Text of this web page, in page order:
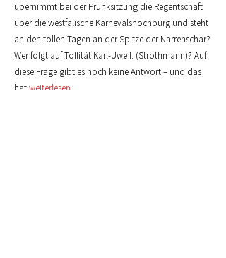
übernimmt bei der Prunksitzung die Regentschaft
über die westfälische Karnevalshochburg und steht
an den tollen Tagen an der Spitze der Narrenschar?
Wer folgt auf Tollität Karl-Uwe I. (Strothmann)? Auf
diese Frage gibt es noch keine Antwort – und das
hatweiterlesen